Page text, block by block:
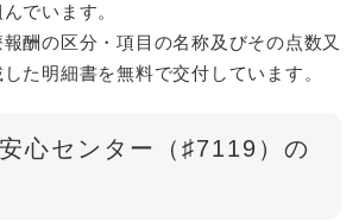
でいます。
酬の区分・項目の名称及びその点数又
た明細書を無料で交付しています。
心センター（♯7119）の